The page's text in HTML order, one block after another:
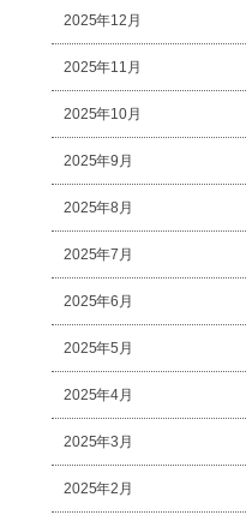
2025年12月
2025年11月
2025年10月
2025年9月
2025年8月
2025年7月
2025年6月
2025年5月
2025年4月
2025年3月
2025年2月